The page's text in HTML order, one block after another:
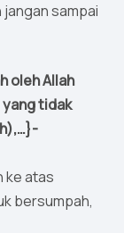
sampai
oleh Allah
tidak
ke atas
bersumpah,